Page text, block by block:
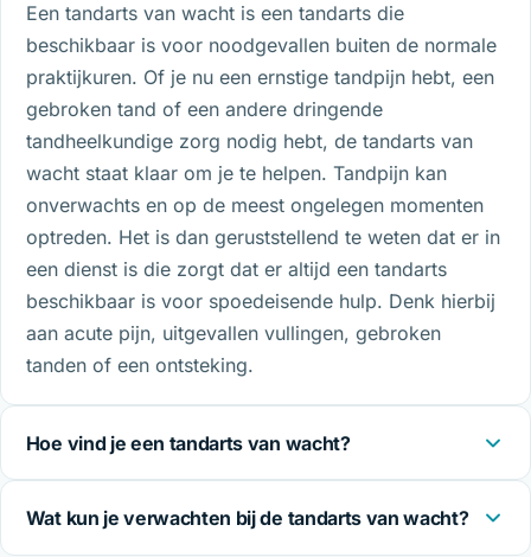
Een tandarts van wacht is een tandarts die
beschikbaar is voor noodgevallen buiten de normale
praktijkuren. Of je nu een ernstige tandpijn hebt, een
gebroken tand of een andere dringende
tandheelkundige zorg nodig hebt, de tandarts van
wacht staat klaar om je te helpen. Tandpijn kan
onverwachts en op de meest ongelegen momenten
optreden. Het is dan geruststellend te weten dat er in
een dienst is die zorgt dat er altijd een tandarts
beschikbaar is voor spoedeisende hulp. Denk hierbij
aan acute pijn, uitgevallen vullingen, gebroken
tanden of een ontsteking.
Hoe vind je een tandarts van wacht?
Wat kun je verwachten bij de tandarts van wacht?